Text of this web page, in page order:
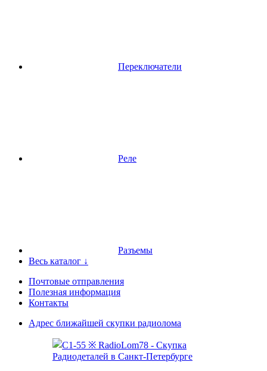
Переключатели
Реле
Разъемы
Весь каталог ↓
Почтовые отправления
Полезная информация
Контакты
Адрес ближайшей скупки радиолома